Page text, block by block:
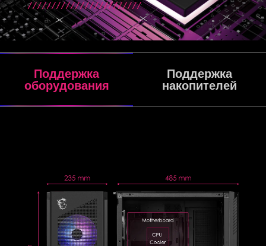
Поддержка
оборудования
Поддержка
накопителей